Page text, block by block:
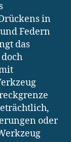
in
Federn
das
oder